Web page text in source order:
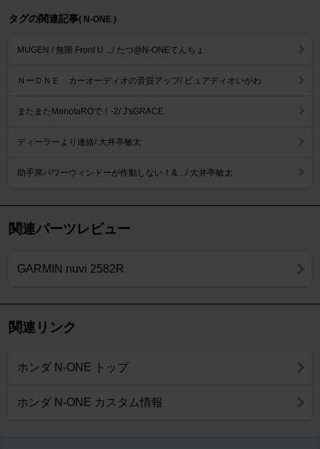
タグの関連記事( N-ONE )
MUGEN / 無限 Front U .../ たつ@N-ONEてんちょ
ＮーＯＮＥ カーオーディオの音質アップ/ ピュアディオいがわ
またまたMonotaROで！-2/ J'sGRACE
ディーラーより連絡/ 大井亭敏太
助手席パワーウィンドーが作動しない！& .../ 大井亭敏太
関連パーツレビュー
GARMIN nuvi 2582R
関連リンク
ホンダ N-ONE トップ
ホンダ N-ONE カスタム情報